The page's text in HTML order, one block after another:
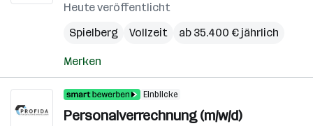
Heute veröffentlicht
Spielberg
Vollzeit ab 35.400 € jährlich
Merken
Einblicke
Personalverrechnung (m/w/d)